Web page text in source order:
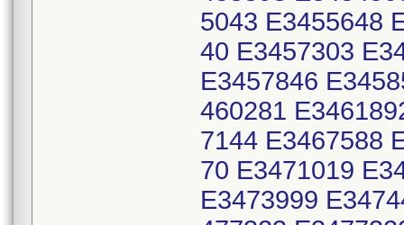
5043 E3455648
40 E3457303
E3457846
460281
7144 E3467588
70 E3471019
E3473999